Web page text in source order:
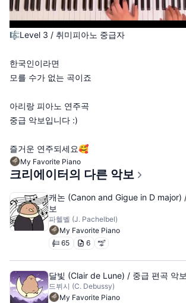
🎼Level 3 / 취미피아노 중급자
한국인이라면
모를 수가 없는 곡이죠
아리랑 피아노 연주곡
중급 악보입니다 :)
즐거운 연주되세요🥰
My Favorite Piano
크리에이터의 다른 악보
캐논 (Canon and Gigue in D major)
보
파헬벨 (J. Pachelbel)
My Favorite Piano
65 6
달빛 (Clair de Lune) / 중급 편곡 악보
드뷔시 (C. Debussy)
My Favorite Piano